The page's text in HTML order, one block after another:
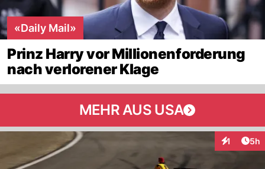
«Daily Mail»
Prinz Harry vor Millionenforderung
nach verlorener Klage
MEHR AUS USA
1 5h